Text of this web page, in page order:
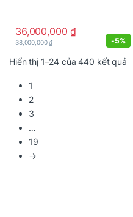
36,000,000₫
38,000,000₫ -5%
Hiển thị 1–24 của 440 kết quả
1
2
3
…
19
→